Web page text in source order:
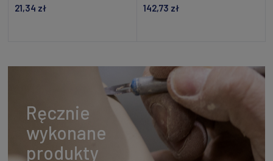
21,34 zł
142,73 zł
Ręcznie
wykonane
produkty